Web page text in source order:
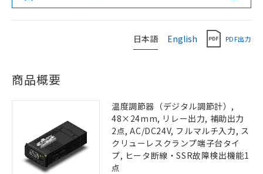
日本語 English PDF出力
商品概要
温度調節器（デジタル調節計）,
48×24mm, リレー出力, 補助出力
2点, AC/DC24V, フルマルチ入力, ス
クリューレスクランプ端子台タイ
プ, ヒータ断線・SSR故障検出機能1
点